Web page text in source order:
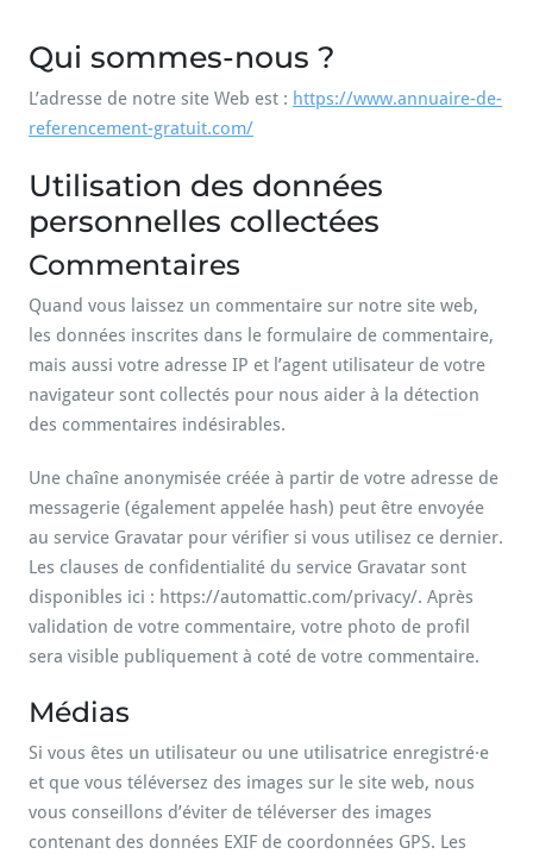
Qui sommes-nous ?
L’adresse de notre site Web est : https://www.annuaire-de-
referencement-gratuit.com/
Utilisation des données
personnelles collectées
Commentaires
Quand vous laissez un commentaire sur notre site web,
les données inscrites dans le formulaire de commentaire,
mais aussi votre adresse IP et l’agent utilisateur de votre
navigateur sont collectés pour nous aider à la détection
des commentaires indésirables.
Une chaîne anonymisée créée à partir de votre adresse de
messagerie (également appelée hash) peut être envoyée
au service Gravatar pour vérifier si vous utilisez ce dernier.
Les clauses de confidentialité du service Gravatar sont
disponibles ici : https://automattic.com/privacy/. Après
validation de votre commentaire, votre photo de profil
sera visible publiquement à coté de votre commentaire.
Médias
Si vous êtes un utilisateur ou une utilisatrice enregistré·e
et que vous téléversez des images sur le site web, nous
vous conseillons d’éviter de téléverser des images
contenant des données EXIF de coordonnées GPS. Les